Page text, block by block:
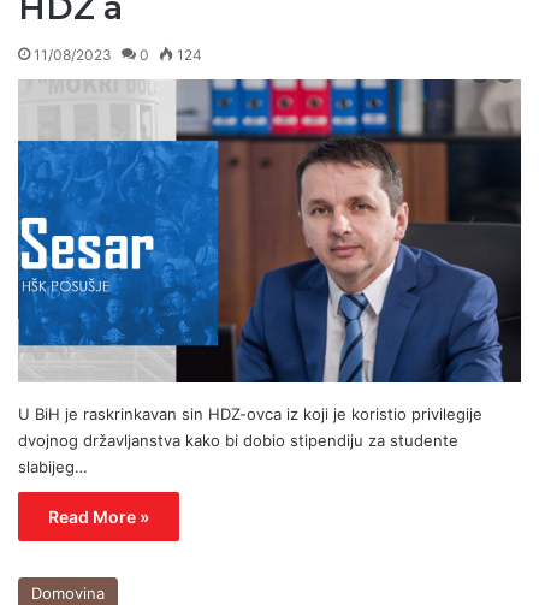
HDZ a
11/08/2023 0 124
U BiH je raskrinkavan sin HDZ-ovca iz koji je koristio privilegije
dvojnog državljanstva kako bi dobio stipendiju za studente
slabijeg…
Read More »
Domovina